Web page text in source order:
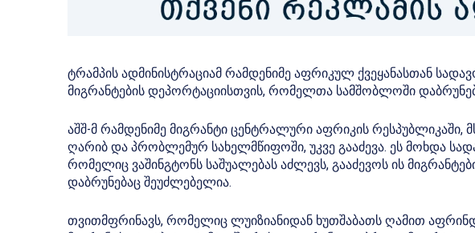
ტრამპის ადმინისტრაციამ რამდენიმე აფრიკულ ქვეყანასთან
მიგრანტების დეპორტაციისთვის, რომელთა სამშობლოში
აშშ-მ რამდენიმე მიგრანტი ცენტრალური აფრიკის
ღარიბ და პრობლემურ სახელმწიფოში, უკვე გააძევა. ეს მოხდა
რომელიც ვაშინგტონს საშუალებას აძლევს, გააძევოს ის
დაბრუნებაც შეუძლებელია.
თვითმფრინავს, რომელიც ლუიზიანიდან ხუთშაბათს ღამით